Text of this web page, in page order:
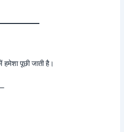
हमेशा पूछी जाती है।